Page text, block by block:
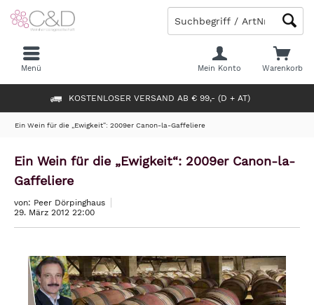
KOSTENLOSER VERSAND AB € 99,- (D + AT)
Warenkorb
Mein Konto
Menü
Ein Wein für die „Ewigkeit“: 2009er Canon-la-Gaffeliere
Ein Wein für die „Ewigkeit“: 2009er Canon-la-
Gaffeliere
von: Peer Dörpinghaus
29. März 2012 22:00